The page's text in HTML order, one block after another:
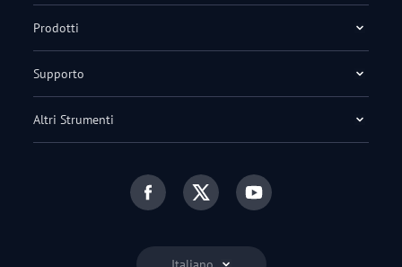
Prodotti
Supporto
Altri Strumenti